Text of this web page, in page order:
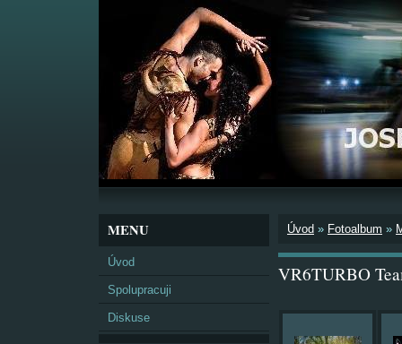
MENU
Úvod
Spolupracuji
Diskuse
Úvod » Fotoalbum »
VR6TURBO